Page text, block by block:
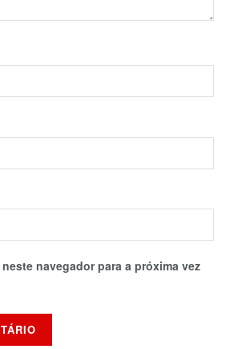
navegador para a próxima vez